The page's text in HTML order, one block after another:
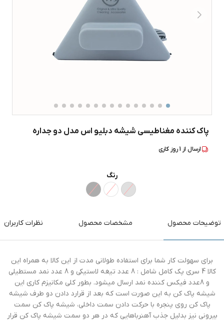
پاک کننده مغناطیسی شیشه دبلیو اس مدل دو جداره
ارسال از 1روز کاری
رنگ
توضیحات محصول مشخصات محصول نظرات کاربران
برای سهولت کار شما برای استفاده طولانی مدت از این کالا به همراه این
کالا 4 سری پک کامل شامل : 8 عدد تیغه لاستیکی و 8 عدد نمد مستطیلی
و 8عدد فیکس کننده نمد ارسال میشود. بطور کلی مکانیزم کاری این
شیشه پاک کن به این صورت است که بعد از قرارد دادن دو طرف شیشه
پاک کن روی پنجره با حرکت دادن سمت داخلی، شیشه پاک کن سمت
بیرونی نیز بدلیل جذب آهنرباهایی که در هر دو سمت شیشه پاک کن قرار